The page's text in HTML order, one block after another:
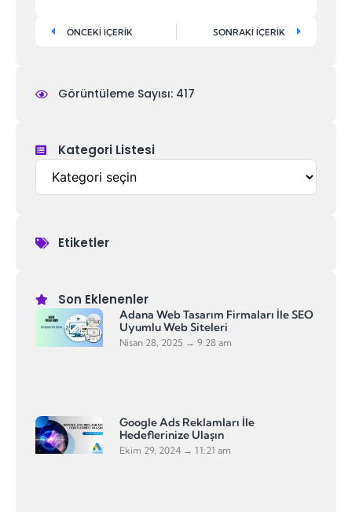
ÖNCEKİ İÇERİK SONRAKİ İÇERİK
Görüntüleme Sayısı: 417
Kategori Listesi
Etiketler
Son Eklenenler
Adana Web Tasarım Firmaları İle SEO
Uyumlu Web Siteleri
Nisan 28, 2025 9:28 am
Google Ads Reklamları İle
Hedeflerinize Ulaşın
Ekim 29, 2024 11:21 am